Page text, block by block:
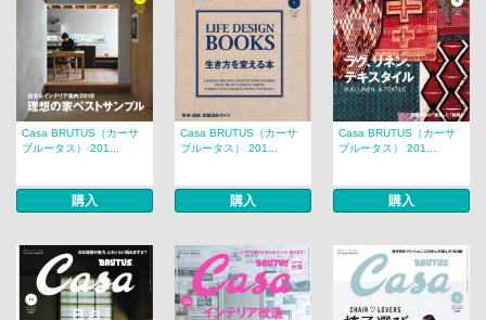
Casa BRUTUS（カーサ
ブルータス） 201...
購入
Casa BRUTUS（カーサ
ブルータス） 201...
購入
Casa BRUTUS（カーサ
ブルータス） 201...
購入